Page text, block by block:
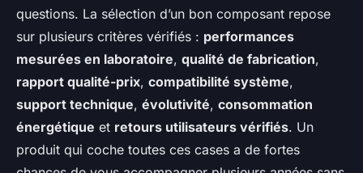
questions. La sélection d’un bon composant repose
sur plusieurs critères vérifiés : performances
mesurées en laboratoire, qualité de fabrication,
rapport qualité-prix, compatibilité système,
support technique, évolutivité, consommation
énergétique et retours utilisateurs vérifiés. Un
produit qui coche toutes ces cases a de fortes